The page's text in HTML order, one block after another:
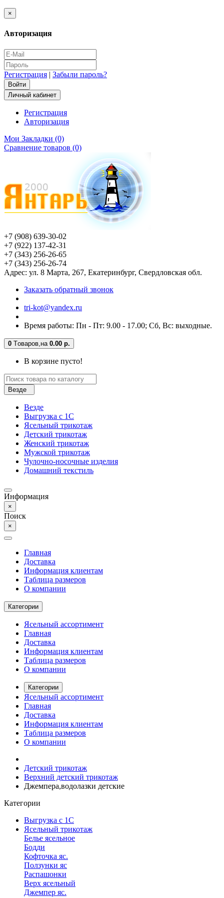
×
Авторизация
Регистрация | Забыли пароль?
Личный кабинет
Регистрация
Авторизация
Мои Закладки (0)
Сравнение товаров (0)
+7 (908) 639-30-02
+7 (922) 137-42-31
+7 (343) 256-26-65
+7 (343) 256-26-74
Адрес: ул. 8 Марта, 267, Екатеринбург, Свердловская обл.
Заказать обратный звонок
tri-kot@yandex.ru
Время работы: Пн - Пт: 9.00 - 17.00; Сб, Вс: выходные.
0 Tоваров, на 0.00 р.
В корзине пусто!
Везде
Везде
Выгрузка с 1С
Ясельный трикотаж
Детский трикотаж
Женский трикотаж
Мужской трикотаж
Чулочно-носочные изделия
Домашний текстиль
Информация
×
Поиск
×
Главная
Доставка
Информация клиентам
Таблица размеров
О компании
Категории
Ясельный ассортимент
Главная
Доставка
Информация клиентам
Таблица размеров
О компании
Категории
Ясельный ассортимент
Главная
Доставка
Информация клиентам
Таблица размеров
О компании
Детский трикотаж
Верхний детский трикотаж
Джемпера,водолазки детские
Категории
Выгрузка с 1С
Ясельный трикотаж
Белье ясельное
Бодди
Кофточка яс.
Ползунки яс
Распашонки
Верх ясельный
Джемпер яс.